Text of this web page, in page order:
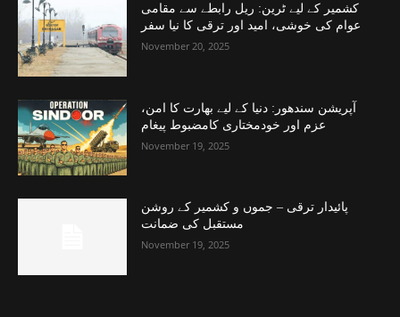
کشمیر کے لیے ٹرین: ریل رابطے سے مقامی
عوام کی خوشی، امید اور ترقی کا نیا سفر
November 20, 2025
آپریشن سندھور: دنیا کے لیے بھارت کا امن،
عزم اور خودمختاری کامضبوط پیغام
November 19, 2025
پائیدار ترقی – جموں و کشمیر کے روشن
مستقبل کی ضمانت
November 19, 2025